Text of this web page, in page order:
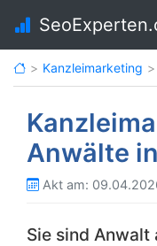
Kanzleimarketing
Anwälte
Akt am:
Sie sind Anwalt